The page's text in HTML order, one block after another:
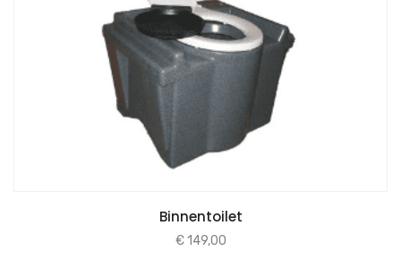
Binnentoilet
€149,00